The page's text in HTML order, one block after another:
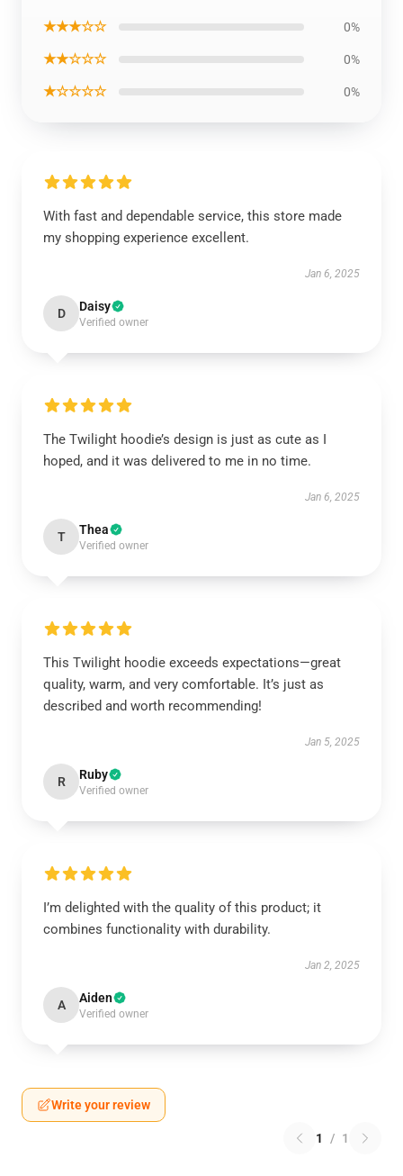
★★★☆☆ 0%
★★☆☆☆ 0%
★☆☆☆☆ 0%
With fast and dependable service, this store made
my shopping experience excellent.
Jan 6, 2025
D Daisy
Verified owner
The Twilight hoodie’s design is just as cute as I
hoped, and it was delivered to me in no time.
Jan 6, 2025
T Thea
Verified owner
This Twilight hoodie exceeds expectations—great
quality, warm, and very comfortable. It’s just as
described and worth recommending!
Jan 5, 2025
R Ruby
Verified owner
I’m delighted with the quality of this product; it
combines functionality with durability.
Jan 2, 2025
A Aiden
Verified owner
Write your review
1 / 1